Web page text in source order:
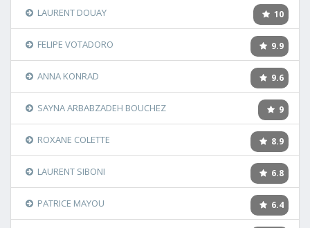
10
LAURENT DOUAY
9.9
FELIPE VOTADORO
9.6
ANNA KONRAD
9
SAYNA ARBABZADEH BOUCHEZ
8.9
ROXANE COLETTE
6.8
LAURENT SIBONI
6.4
PATRICE MAYOU